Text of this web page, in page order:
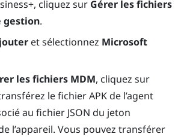
, cliquez sur Gérer les fichiers
gestion.
et sélectionnez Microsoft
les fichiers MDM, cliquez sur
le fichier APK de l’agent
au fichier JSON du jeton
l’appareil. Vous pouvez transférer